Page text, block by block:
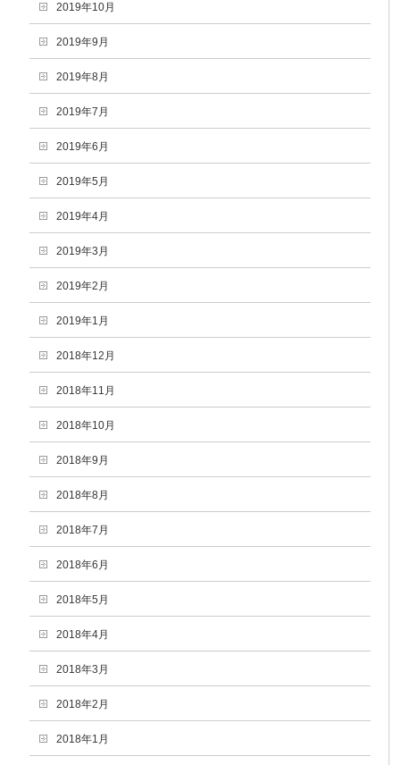
2019年10月
2019年9月
2019年8月
2019年7月
2019年6月
2019年5月
2019年4月
2019年3月
2019年2月
2019年1月
2018年12月
2018年11月
2018年10月
2018年9月
2018年8月
2018年7月
2018年6月
2018年5月
2018年4月
2018年3月
2018年2月
2018年1月